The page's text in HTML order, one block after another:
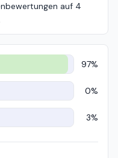
auf 4
97%
0%
3%